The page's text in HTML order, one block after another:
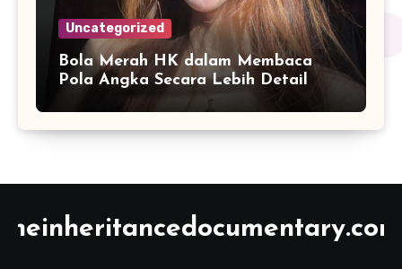
Uncategorized
Bola Merah HK dalam Membaca
Pola Angka Secara Lebih Detail
theinheritancedocumentary.com